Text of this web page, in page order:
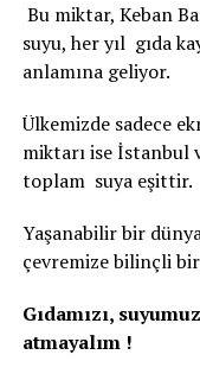
Bu miktar, Keban
suyu, her yıl gıda
anlamına geliyor.
Ülkemizde sadece
miktarı ise İstanbul
toplam suya eşittir.
Yaşanabilir bir
çevremize bilinçli bir
Gıdamızı,
atmayalım !